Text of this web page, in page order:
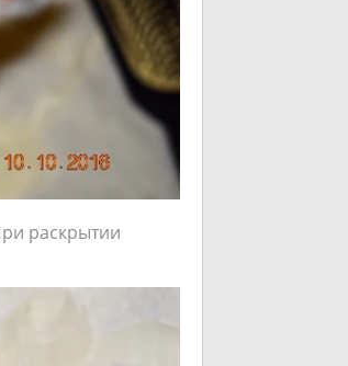
раскрытии